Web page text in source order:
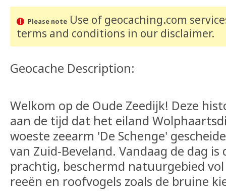
Please noteUse of geocaching.com
terms and conditions in our disclaimer.
Geocache Description:
Welkom op de Oude Zeedijk! Deze
aan de tijd dat het eiland
woeste zeearm 'De Schenge'
van Zuid-Beveland. Vandaag de dag
prachtig, beschermd natuurgebied
reeën en roofvogels zoals de bruine